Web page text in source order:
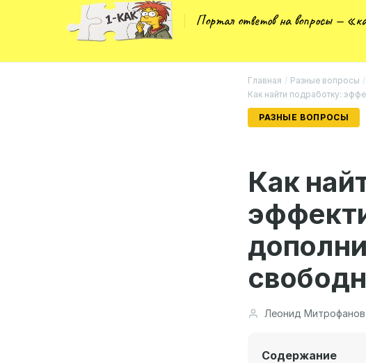
Портал ответов на вопросы —
Главная / Разные вопросы /
Как найти подработку:
РАЗНЫЕ ВОПРОСЫ
Как
Леонид Митрофанов
Содержание